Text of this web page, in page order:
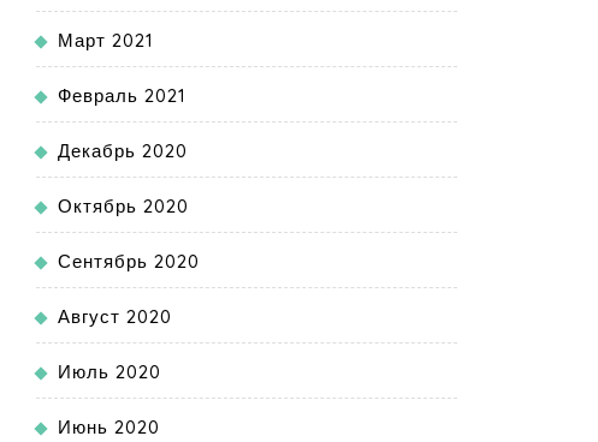
Март 2021
Февраль 2021
Декабрь 2020
Октябрь 2020
Сентябрь 2020
Август 2020
Июль 2020
Июнь 2020